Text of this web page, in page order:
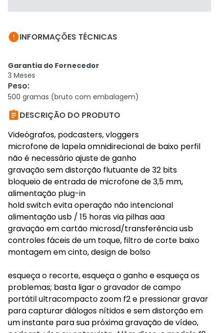
INFORMAÇÕES TÉCNICAS
Garantia do Fornecedor
3 Meses
Peso:
500 gramas (bruto com embalagem)
DESCRIÇÃO DO PRODUTO
Videógrafos, podcasters, vloggers
microfone de lapela omnidirecional de baixo perfil
não é necessário ajuste de ganho
gravação sem distorção flutuante de 32 bits
bloqueio de entrada de microfone de 3,5 mm,
alimentação plug-in
hold switch evita operação não intencional
alimentação usb / 15 horas via pilhas aaa
gravação em cartão microsd/transferência usb
controles fáceis de um toque, filtro de corte baixo
montagem em cinto, design de bolso
esqueça o recorte, esqueça o ganho e esqueça os
problemas; basta ligar o gravador de campo
portátil ultracompacto zoom f2 e pressionar gravar
para capturar diálogos nítidos e sem distorção em
um instante para sua próxima gravação de vídeo,